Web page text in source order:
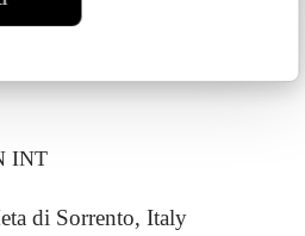
di Sorrento, Italy